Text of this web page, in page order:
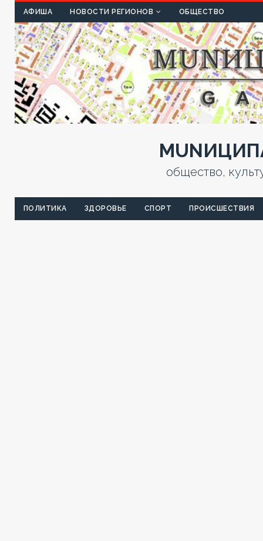
АФИША НОВОСТИ РЕГИОНОВ ОБЩЕСТВО
общество,
ПОЛИТИКА ЗДОРОВЬЕ СПОРТ ПРОИСШЕСТВИЯ